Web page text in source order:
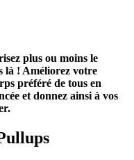
plus ou moins le
là ! Améliorez votre
préféré de tous en
et donnez ainsi à vos